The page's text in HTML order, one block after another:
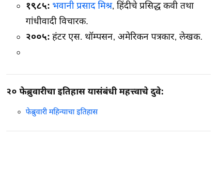
१९८५: भवानी प्रसाद मिश्र, हिंदीचे प्रसिद्ध कवी तथा
गांधीवादी विचारक.
२००५: हंटर एस. थॉम्पसन, अमेरिकन पत्रकार, लेखक.
२० फेब्रुवारीचा इतिहास यासंबंधी महत्त्वाचे दुवे:
फेब्रुवारी महिन्याचा इतिहास